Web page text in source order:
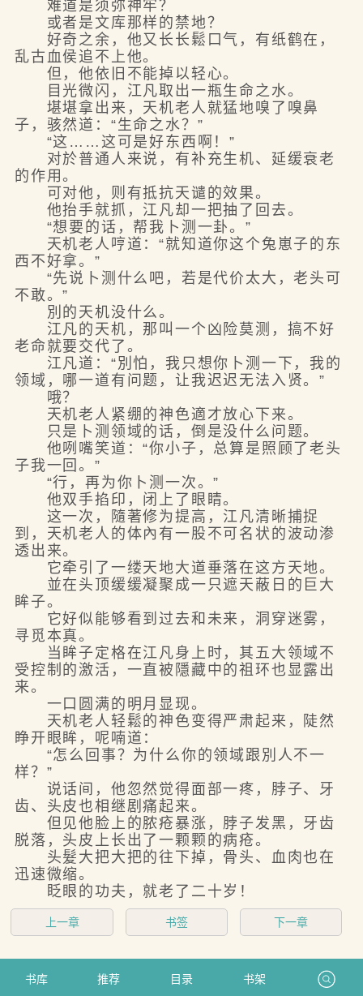
难道是须弥神牢？
或者是文库那样的禁地？
好奇之余，他又长长鬆口气，有纸鹤在，
乱古血侯追不上他。
但，他依旧不能掉以轻心。
目光微闪，江凡取出一瓶生命之水。
堪堪拿出来，天机老人就猛地嗅了嗅鼻
子，骇然道：“生命之水？”
“这……这可是好东西啊！”
对於普通人来说，有补充生机、延缓衰老
的作用。
可对他，则有抵抗天谴的效果。
他抬手就抓，江凡却一把抽了回去。
“想要的话，帮我卜测一卦。”
天机老人哼道：“就知道你这个兔崽子的东
西不好拿。”
“先说卜测什么吧，若是代价太大，老头可
不敢。”
別的天机没什么。
江凡的天机，那叫一个凶险莫测，搞不好
老命就要交代了。
江凡道：“別怕，我只想你卜测一下，我的
领域，哪一道有问题，让我迟迟无法入贤。”
哦？
天机老人紧绷的神色適才放心下来。
只是卜测领域的话，倒是没什么问题。
他咧嘴笑道：“你小子，总算是照顾了老头
子我一回。”
“行，再为你卜测一次。”
他双手掐印，闭上了眼睛。
这一次，隨著修为提高，江凡清晰捕捉
到，天机老人的体內有一股不可名状的波动渗
透出来。
它牵引了一缕天地大道垂落在这方天地。
並在头顶缓缓凝聚成一只遮天蔽日的巨大
眸子。
它好似能够看到过去和未来，洞穿迷雾，
寻觅本真。
当眸子定格在江凡身上时，其五大领域不
受控制的激活，一直被隱藏中的祖环也显露出
来。
一口圆满的明月显现。
天机老人轻鬆的神色变得严肃起来，陡然
睁开眼眸，呢喃道：
“怎么回事？为什么你的领域跟別人不一
样？”
说话间，他忽然觉得面部一疼，脖子、牙
齿、头皮也相继剧痛起来。
但见他脸上的脓疮暴涨，脖子发黑，牙齿
脱落，头皮上长出了一颗颗的病疮。
头髮大把大把的往下掉，骨头、血肉也在
迅速微缩。
眨眼的功夫，就老了二十岁！
上一章 书签 下一章
书库 推荐 目录 书架